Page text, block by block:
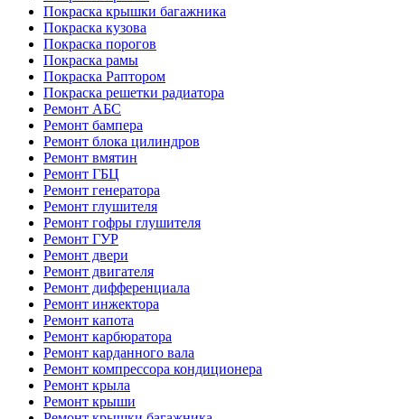
Покраска крышки багажника
Покраска кузова
Покраска порогов
Покраска рамы
Покраска Раптором
Покраска решетки радиатора
Ремонт АБС
Ремонт бампера
Ремонт блока цилиндров
Ремонт вмятин
Ремонт ГБЦ
Ремонт генератора
Ремонт глушителя
Ремонт гофры глушителя
Ремонт ГУР
Ремонт двери
Ремонт двигателя
Ремонт дифференциала
Ремонт инжектора
Ремонт капота
Ремонт карбюратора
Ремонт карданного вала
Ремонт компрессора кондиционера
Ремонт крыла
Ремонт крыши